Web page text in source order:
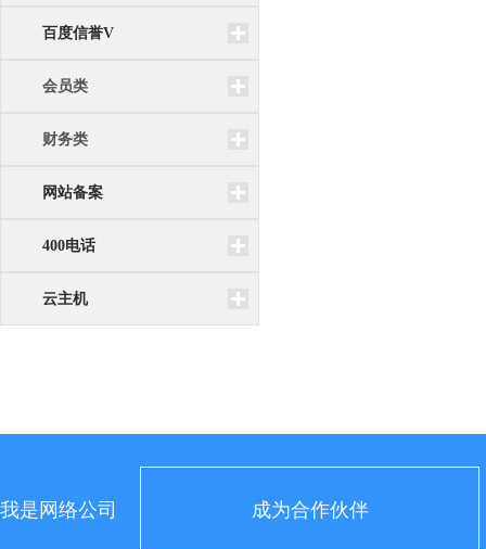
百度信誉V
会员类
财务类
网站备案
400电话
云主机
我是网络公司 成为合作伙伴